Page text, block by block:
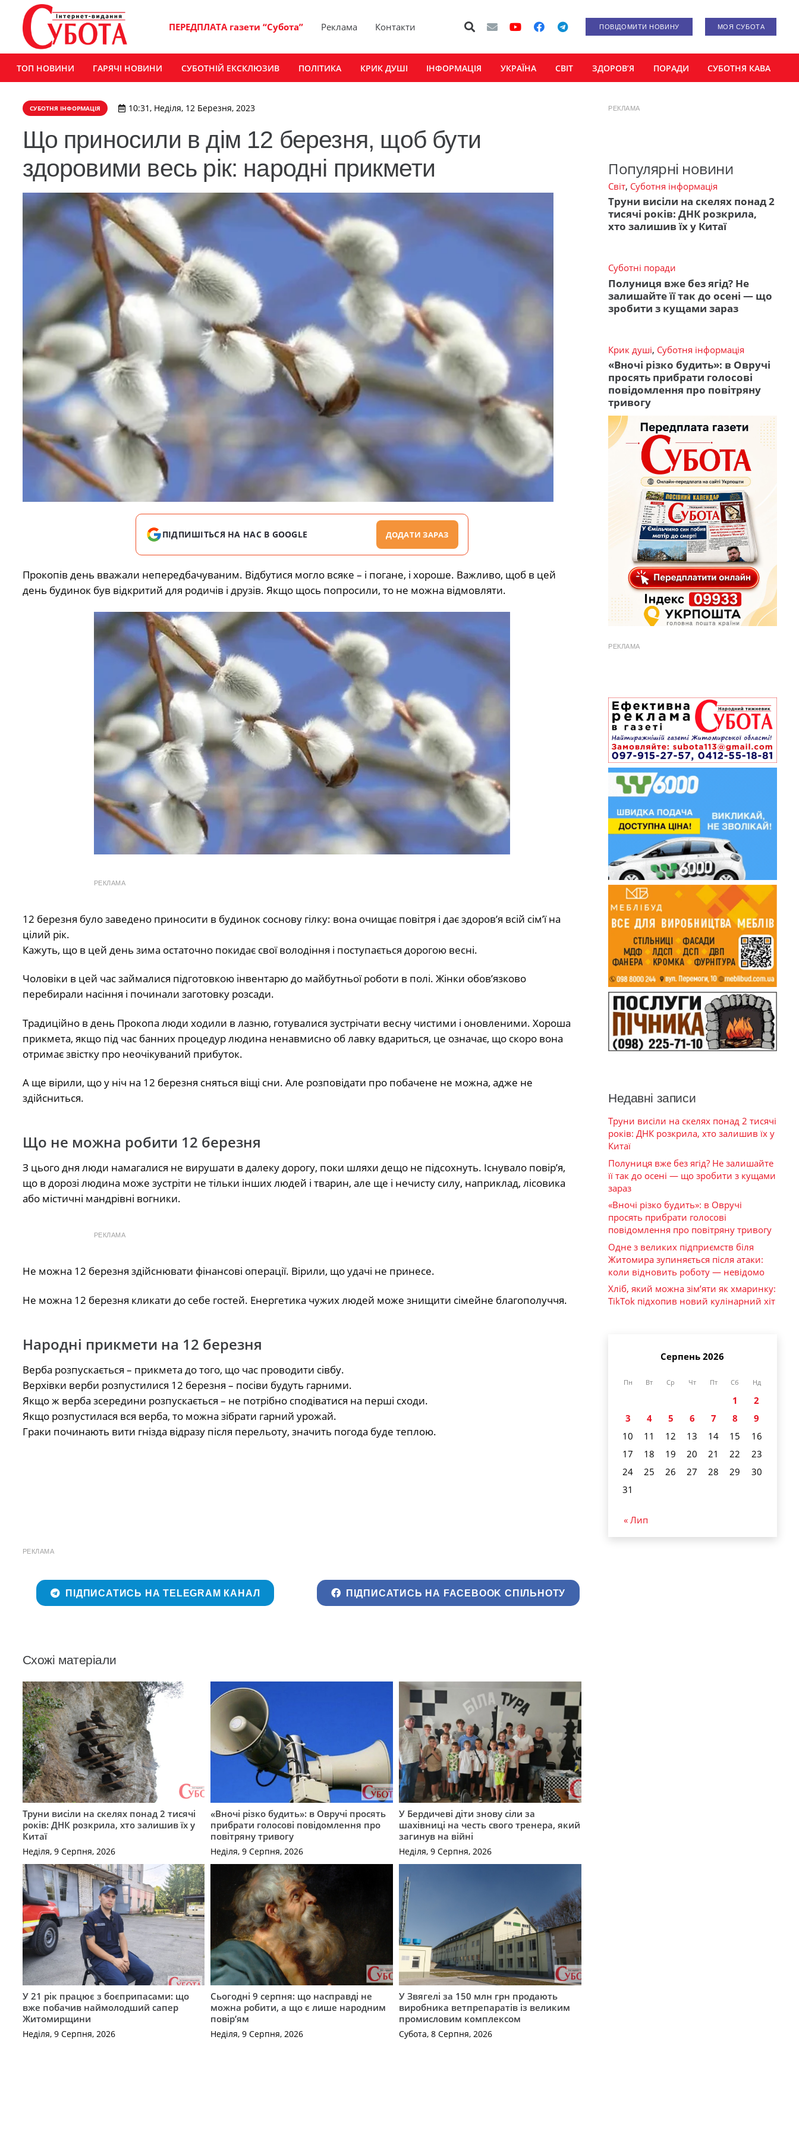
ПЕРЕДПЛАТА газети “Субота” Реклама Контакти ПОВІДОМИТИ НОВИНУ МОЯ СУБОТА
ТОП НОВИНИ ГАРЯЧІ НОВИНИ СУБОТНІЙ ЕКСКЛЮЗИВ ПОЛІТИКА КРИК ДУШІ ІНФОРМАЦІЯ УКРАЇНА СВІТ ЗДОРОВ’Я ПОРАДИ СУБОТНЯ КАВА
СУБОТНЯ ІНФОРМАЦІЯ 10:31, Неділя, 12 Березня, 2023
Що приносили в дім 12 березня, щоб бути
здоровими весь рік: народні прикмети
ПІДПИШІТЬСЯ НА НАС В GOOGLE ДОДАТИ ЗАРАЗ
Прокопів день вважали непередбачуваним. Відбутися могло всяке – і погане, і хороше. Важливо, щоб в цей
день будинок був відкритий для родичів і друзів. Якщо щось попросили, то не можна відмовляти.
РЕКЛАМА
12 березня було заведено приносити в будинок соснову гілку: вона очищає повітря і дає здоров’я всій сім’ї на
цілий рік.
Кажуть, що в цей день зима остаточно покидає свої володіння і поступається дорогою весні.
Чоловіки в цей час займалися підготовкою інвентарю до майбутньої роботи в полі. Жінки обов’язково
перебирали насіння і починали заготовку розсади.
Традиційно в день Прокопа люди ходили в лазню, готувалися зустрічати весну чистими і оновленими. Хороша
прикмета, якщо під час банних процедур людина ненавмисно об лавку вдариться, це означає, що скоро вона
отримає звістку про неочікуваний прибуток.
А ще вірили, що у ніч на 12 березня сняться віщі сни. Але розповідати про побачене не можна, адже не
здійсниться.
Що не можна робити 12 березня
З цього дня люди намагалися не вирушати в далеку дорогу, поки шляхи дещо не підсохнуть. Існувало повір’я,
що в дорозі людина може зустріти не тільки інших людей і тварин, але ще і нечисту силу, наприклад, лісовика
або містичні мандрівні вогники.
РЕКЛАМА
Не можна 12 березня здійснювати фінансові операції. Вірили, що удачі не принесе.
Не можна 12 березня кликати до себе гостей. Енергетика чужих людей може знищити сімейне благополуччя.
Народні прикмети на 12 березня
Верба розпускається – прикмета до того, що час проводити сівбу.
Верхівки верби розпустилися 12 березня – посіви будуть гарними.
Якщо ж верба зсередини розпускається – не потрібно сподіватися на перші сходи.
Якщо розпустилася вся верба, то можна зібрати гарний урожай.
Граки починають вити гнізда відразу після перельоту, значить погода буде теплою.
РЕКЛАМА
ПІДПИСАТИСЬ НА TELEGRAM КАНАЛ ПІДПИСАТИСЬ НА FACEBOOK СПІЛЬНОТУ
Схожі матеріали
Труни висіли на скелях понад 2 тисячі
років: ДНК розкрила, хто залишив їх у
Китаї
Неділя, 9 Серпня, 2026
«Вночі різко будить»: в Овручі просять
прибрати голосові повідомлення про
повітряну тривогу
Неділя, 9 Серпня, 2026
У Бердичеві діти знову сіли за
шахівниці на честь свого тренера, який
загинув на війні
Неділя, 9 Серпня, 2026
У 21 рік працює з боєприпасами: що
вже побачив наймолодший сапер
Житомирщини
Неділя, 9 Серпня, 2026
Сьогодні 9 серпня: що насправді не
можна робити, а що є лише народним
повір’ям
Неділя, 9 Серпня, 2026
У Звягелі за 150 млн грн продають
виробника ветпрепаратів із великим
промисловим комплексом
Субота, 8 Серпня, 2026
РЕКЛАМА
Популярні новини
Світ, Суботня інформація
Труни висіли на скелях понад 2
тисячі років: ДНК розкрила,
хто залишив їх у Китаї
Суботні поради
Полуниця вже без ягід? Не
залишайте її так до осені — що
зробити з кущами зараз
Крик душі, Суботня інформація
«Вночі різко будить»: в Овручі
просять прибрати голосові
повідомлення про повітряну
тривогу
РЕКЛАМА
Недавні записи
Труни висіли на скелях понад 2 тисячі
років: ДНК розкрила, хто залишив їх у
Китаї
Полуниця вже без ягід? Не залишайте
її так до осені — що зробити з кущами
зараз
«Вночі різко будить»: в Овручі
просять прибрати голосові
повідомлення про повітряну тривогу
Одне з великих підприємств біля
Житомира зупиняється після атаки:
коли відновить роботу — невідомо
Хліб, який можна зім’яти як хмаринку:
TikTok підхопив новий кулінарний хіт
Серпень 2026
Пн Вт Ср Чт Пт Сб Нд
1
2
3
4 5 6 7 8
9
10
11 12 13 14 15
16
17
18 19 20 21 22
23
24
25 26 27 28 29
30
31
« Лип